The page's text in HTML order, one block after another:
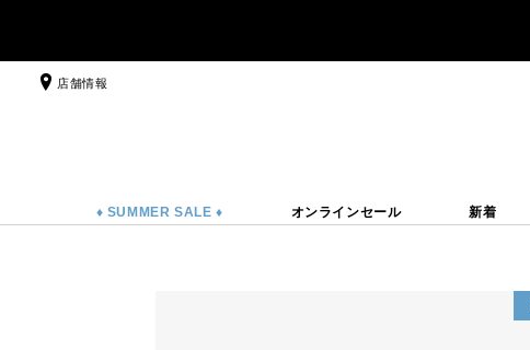
店舗情報
♦ SUMMER SALE ♦ オンラインセール 新着